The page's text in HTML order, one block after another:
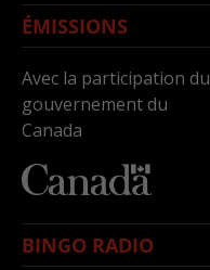
ÉMISSIONS
Avec la participation du
gouvernement du
Canada
BINGO RADIO